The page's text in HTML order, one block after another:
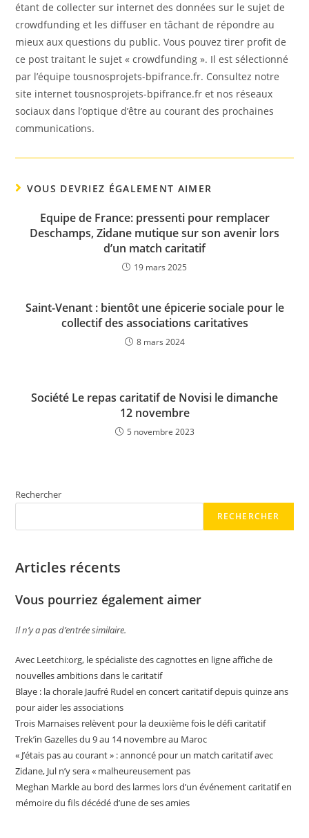
étant de collecter sur internet des données sur le sujet de
crowdfunding et les diffuser en tâchant de répondre au
mieux aux questions du public. Vous pouvez tirer profit de
ce post traitant le sujet « crowdfunding ». Il est sélectionné
par l’équipe tousnosprojets-bpifrance.fr. Consultez notre
site internet tousnosprojets-bpifrance.fr et nos réseaux
sociaux dans l’optique d’être au courant des prochaines
communications.
VOUS DEVRIEZ ÉGALEMENT AIMER
Equipe de France: pressenti pour remplacer
Deschamps, Zidane mutique sur son avenir lors
d’un match caritatif
19 mars 2025
Saint-Venant : bientôt une épicerie sociale pour le
collectif des associations caritatives
8 mars 2024
Société Le repas caritatif de Novisi le dimanche
12 novembre
5 novembre 2023
Rechercher
RECHERCHER
Articles récents
Vous pourriez également aimer
Il n’y a pas d’entrée similaire.
Avec Leetchi:org, le spécialiste des cagnottes en ligne affiche de
nouvelles ambitions dans le caritatif
Blaye : la chorale Jaufré Rudel en concert caritatif depuis quinze ans
pour aider les associations
Trois Marnaises relèvent pour la deuxième fois le défi caritatif
Trek’in Gazelles du 9 au 14 novembre au Maroc
« J’étais pas au courant » : annoncé pour un match caritatif avec
Zidane, Jul n’y sera « malheureusement pas
Meghan Markle au bord des larmes lors d’un événement caritatif en
mémoire du fils décédé d’une de ses amies